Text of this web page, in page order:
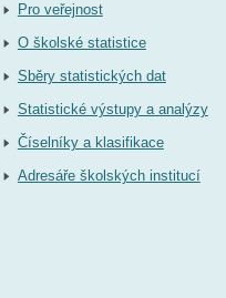
Pro veřejnost
O školské statistice
Sběry statistických dat
Statistické výstupy a analýzy
Číselníky a klasifikace
Adresáře školských institucí